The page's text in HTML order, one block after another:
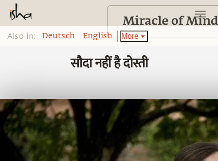
Also in: Deutsch English More
सौदा नहीं है दोस्ती